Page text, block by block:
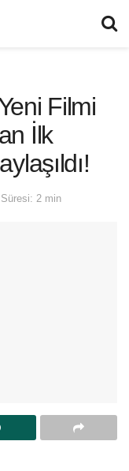
Filmi
İlk
2 min